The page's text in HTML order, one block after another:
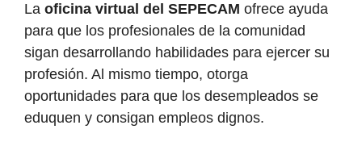
La oficina virtual del SEPECAM ofrece ayuda
para que los profesionales de la comunidad
sigan desarrollando habilidades para ejercer su
profesión. Al mismo tiempo, otorga
oportunidades para que los desempleados se
eduquen y consigan empleos dignos.